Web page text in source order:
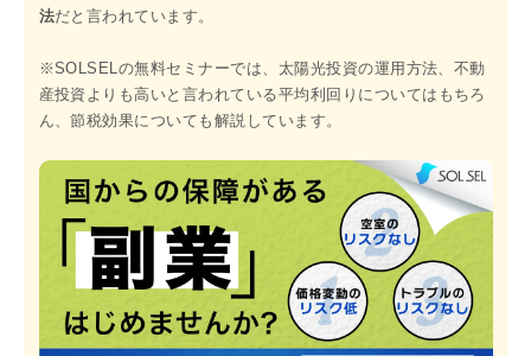
法だと言われています。
※SOLSELの無料セミナーでは、太陽光投資の運用方法、不動
産投資よりも高いと言われている平均利回りについてはもちろ
ん、節税効果についても解説しています。